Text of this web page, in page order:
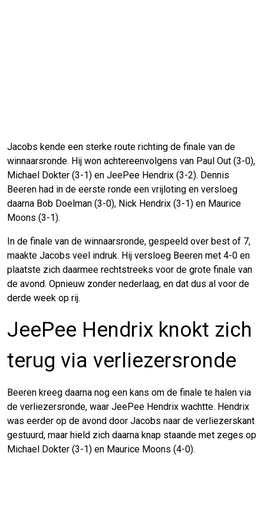
Jacobs kende een sterke route richting de finale van de
winnaarsronde. Hij won achtereenvolgens van Paul Out (3-0),
Michael Dokter (3-1) en JeePee Hendrix (3-2). Dennis
Beeren had in de eerste ronde een vrijloting en versloeg
daarna Bob Doelman (3-0), Nick Hendrix (3-1) en Maurice
Moons (3-1).
In de finale van de winnaarsronde, gespeeld over best of 7,
maakte Jacobs veel indruk. Hij versloeg Beeren met 4-0 en
plaatste zich daarmee rechtstreeks voor de grote finale van
de avond. Opnieuw zonder nederlaag, en dat dus al voor de
derde week op rij.
JeePee Hendrix knokt zich
terug via verliezersronde
Beeren kreeg daarna nog een kans om de finale te halen via
de verliezersronde, waar JeePee Hendrix wachtte. Hendrix
was eerder op de avond door Jacobs naar de verliezerskant
gestuurd, maar hield zich daarna knap staande met zeges op
Michael Dokter (3-1) en Maurice Moons (4-0).